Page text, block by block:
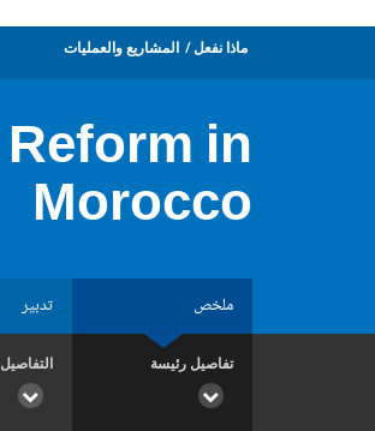
ماذا نفعل المشاريع والعمليات
in
Morocco
ملخص تدبير
تفاصيل رئيسة